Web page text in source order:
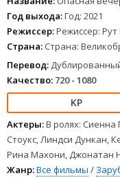
Год выхода:Год: 2021
Режиссер:Режиссер: Рут
Страна: Страна:
Перевод:
Качество: 720 - 1080
Актеры:В ролях: Сиенна
Стоукс, Линдси Дункан,
Рина Махони, Джонатан
Жанр:Все фильмы /